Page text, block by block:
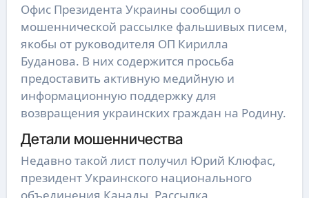
Офис Президента Украины сообщил о
мошеннической рассылке фальшивых писем,
якобы от руководителя ОП Кирилла
Буданова. В них содержится просьба
предоставить активную медийную и
информационную поддержку для
возвращения украинских граждан на Родину.
Детали мошенничества
Недавно такой лист получил Юрий Клюфас,
президент Украинского национального